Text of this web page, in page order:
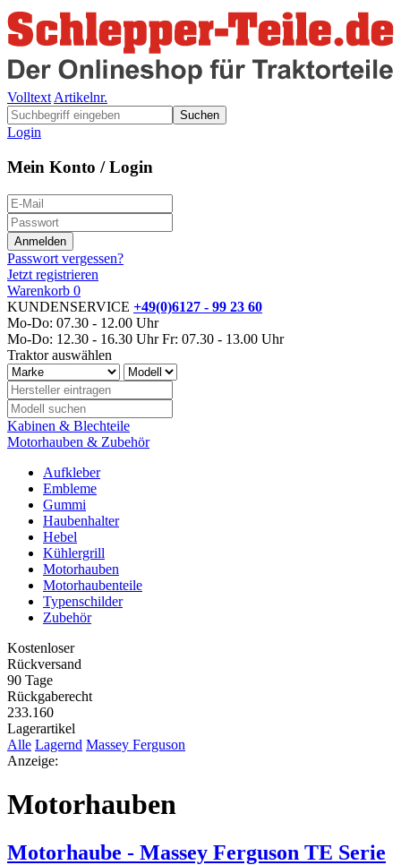
Volltext Artikelnr.
Suchen
Login
Mein Konto / Login
Passwort vergessen?
Jetzt registrieren
Warenkorb 0
KUNDENSERVICE +49(0)6127 - 99 23 60
Mo-Do: 07.30 - 12.00 Uhr
Mo-Do: 12.30 - 16.30 Uhr Fr: 07.30 - 13.00 Uhr
Traktor auswählen
Kabinen & Blechteile
Motorhauben & Zubehör
Aufkleber
Embleme
Gummi
Haubenhalter
Hebel
Kühlergrill
Motorhauben
Motorhaubenteile
Typenschilder
Zubehör
Kostenloser
Rückversand
90 Tage
Rückgaberecht
233.160
Lagerartikel
Alle Lagernd Massey Ferguson
Anzeige:
Motorhauben
Motorhaube - Massey Ferguson TE Serie